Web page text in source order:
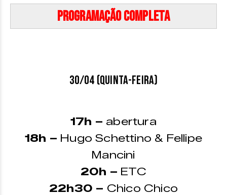
Programação Completa
30/04 (quinta-feira)
17h – abertura
18h – Hugo Schettino & Fellipe
Mancini
20h – ETC
22h30 – Chico Chico